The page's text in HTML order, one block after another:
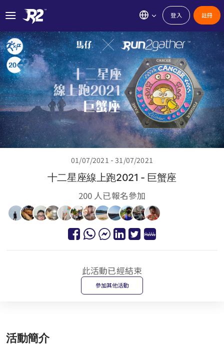
登入 註冊
01/07/2021 - 31/07/2021
十二星座線上跑2021 - 巨蟹座
200 人已報名參加
此活動已經結束
參加其他活動
活動簡介